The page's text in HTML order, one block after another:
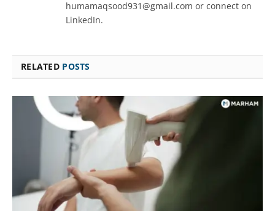
humamaqsood931@gmail.com or connect on
LinkedIn.
RELATED POSTS